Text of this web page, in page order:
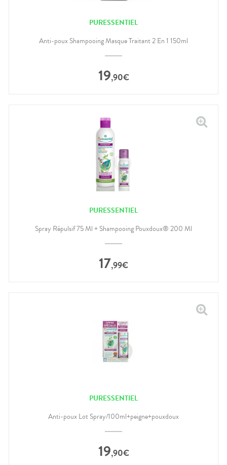
PURESSENTIEL
Anti-poux Shampooing Masque Traitant 2 En 1 150ml
19,90€
PURESSENTIEL
Spray Répulsif 75 Ml + Shampooing Pouxdoux® 200 Ml
17,99€
PURESSENTIEL
Anti-poux Lot Spray/100ml+peigne+pouxdoux
19,90€